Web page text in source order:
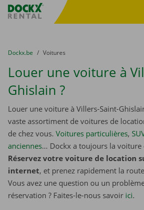
sitename
You are here:
du
Dockx.be to
Voitures
Louer une voiture à
Ghislain ?
Louer une voiture à Villers-Saint-
vaste assortiment de voitures de
de chez vous. Voitures particulières,
anciennes… Dockx a toujours la voiture
Réservez votre voiture de location
internet, et prenez rapidement la
Vous avez une question ou un
réservation ? Faites-le-nous savoir ici.